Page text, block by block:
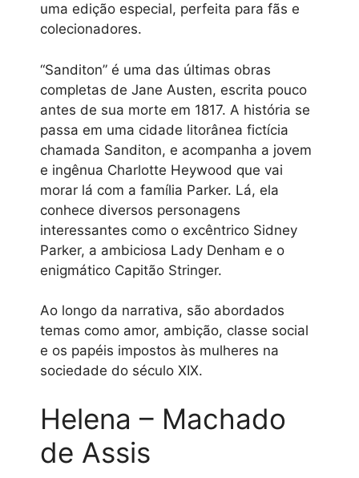
uma edição especial, perfeita para fãs e
colecionadores.
“Sanditon” é uma das últimas obras
completas de Jane Austen, escrita pouco
antes de sua morte em 1817. A história se
passa em uma cidade litorânea fictícia
chamada Sanditon, e acompanha a jovem
e ingênua Charlotte Heywood que vai
morar lá com a família Parker. Lá, ela
conhece diversos personagens
interessantes como o excêntrico Sidney
Parker, a ambiciosa Lady Denham e o
enigmático Capitão Stringer.
Ao longo da narrativa, são abordados
temas como amor, ambição, classe social
e os papéis impostos às mulheres na
sociedade do século XIX.
Helena – Machado
de Assis